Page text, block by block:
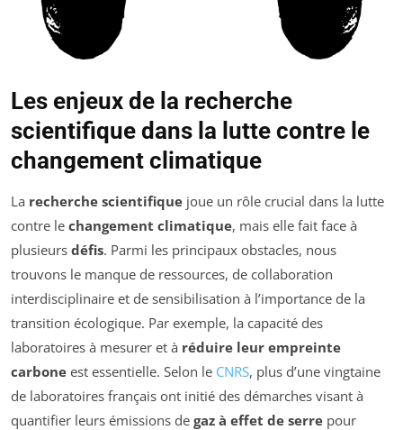
Les enjeux de la recherche
scientifique dans la lutte contre le
changement climatique
La recherche scientifique joue un rôle crucial dans la lutte
contre le changement climatique, mais elle fait face à
plusieurs défis. Parmi les principaux obstacles, nous
trouvons le manque de ressources, de collaboration
interdisciplinaire et de sensibilisation à l’importance de la
transition écologique. Par exemple, la capacité des
laboratoires à mesurer et à réduire leur empreinte
carbone est essentielle. Selon le CNRS, plus d’une vingtaine
de laboratoires français ont initié des démarches visant à
quantifier leurs émissions de gaz à effet de serre pour